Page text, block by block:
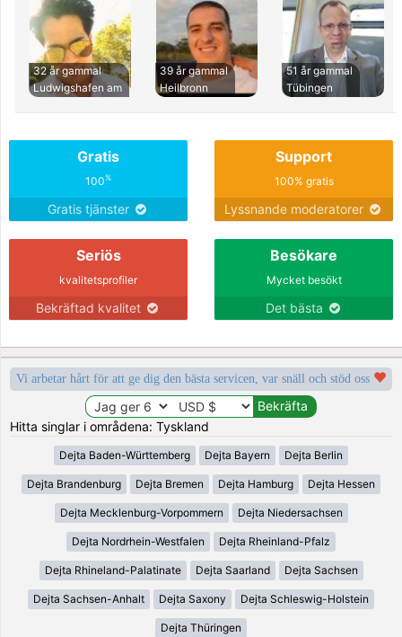
32 år gammal
Ludwigshafen am
39 år gammal
Heilbronn
51 år gammal
Tübingen
Gratis
100%
Gratis tjänster
Support
100% gratis
Lyssnande moderatorer
Seriös
kvalitetsprofiler
Bekräftad kvalitet
Besökare
Mycket besökt
Det bästa
Vi arbetar hårt för att ge dig den bästa servicen, var snäll och stöd oss
Hitta singlar i områdena: Tyskland
Dejta Baden-Württemberg Dejta Bayern Dejta Berlin
Dejta Brandenburg Dejta Bremen Dejta Hamburg Dejta Hessen
Dejta Mecklenburg-Vorpommern Dejta Niedersachsen
Dejta Nordrhein-Westfalen Dejta Rheinland-Pfalz
Dejta Rhineland-Palatinate Dejta Saarland Dejta Sachsen
Dejta Sachsen-Anhalt Dejta Saxony Dejta Schleswig-Holstein
Dejta Thüringen